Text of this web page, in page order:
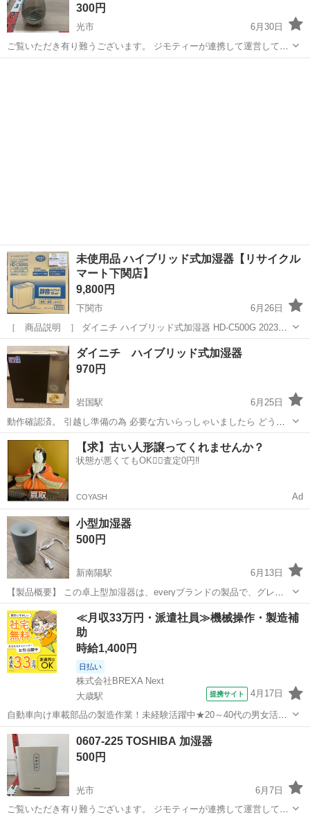
300円
光市
6月30日
ご覧いただき有り難うございます。 ジモティーが連携して運営してい
ます。 粗⼤ごみ等の減量を⽬的にまだ使えるものをリユースしていま
未使用品 ハイブリッド式加湿器【リサイクル
マート下関店】
9,800円
下関市
6月26日
［ 商品説明 ］ ダイニチ ハイブリッド式加湿器 HD-C500G 2023年
発売モデルの未使用品になります。 気化式×温風気化式のハイブリッ
ド式加湿器。タンク容量4.0Lで加湿量500mL/h。 適用畳数(木...
山口 下関市 季節、空調家電 リサイクルマート
ダイニチ ハイブリッド式加湿器
970円
岩国駅
6月25日
動作確認済。 引越し準備の為 必要な方いらっしゃいましたら どう
ぞ。
山口 岩国市 岩国駅 季節、空調家電 ダイニチ
【求】古い人形譲ってくれませんか？
状態が悪くてもOK🙆‍♀️査定0円‼️
COYASH Ad
小型加湿器
500円
新南陽駅
6月13日
【製品概要】 この卓上型加湿器は、everyブランドの製品で、グレー
のシンプルなデザインが特徴です。USB電源で動作し、どこでも手軽
に使用できます。 【機能と特徴】 静音設計により、オフィスや寝室で
の使用に最適です。乾燥...
山口 周南市 新南陽駅 季節、空調家電 USB
≪月収33万円・派遣社員≫機械操作・製造補
助
時給1,400円
日払い
株式会社BREXA Next
大歳駅
提携サイト 4月17日
自動車向け車載部品の製造作業！未経験活躍中★20～40代の男女活躍
中！友達同士での応募OK！備品付きワンルーム寮費無料！赴任旅費会
社負担！生活支援物資事前対応可◎格安食堂利用可！年間休日135日
♪《山口県山口市》 人気の工...
山口 山口市
0607-225 TOSHIBA 加湿器
500円
光市
6月7日
ご覧いただき有り難うございます。 ジモティーが連携して運営してい